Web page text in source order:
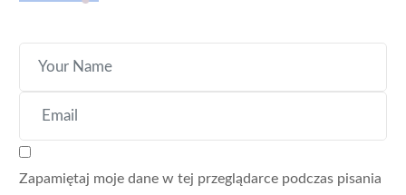
Zapamiętaj moje dane w tej przeglądarce podczas pisania